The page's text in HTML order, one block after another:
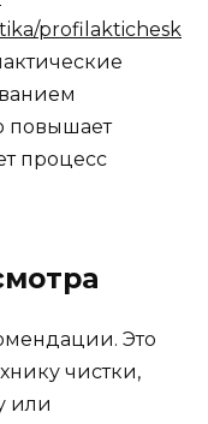
profilaktichesk
повышает
процесс
Это
чистки,
или